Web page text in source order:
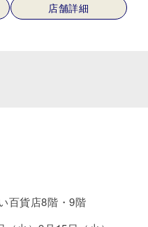
店舗詳細
百貨店8階・9階